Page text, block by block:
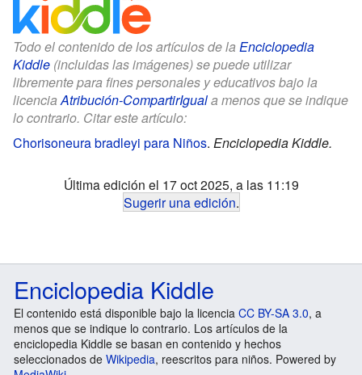
Todo el contenido de los artículos de la Enciclopedia
Kiddle (incluidas las imágenes) se puede utilizar
libremente para fines personales y educativos bajo la
licenciaAtribución-CompartirIguala menos que se indique
lo contrario. Citar este artículo:
Chorisoneura bradleyi para Niños. Enciclopedia Kiddle.
Última edición el 17 oct 2025, a las 11:19
Sugerir una edición.
Enciclopedia Kiddle
El contenido está disponible bajo la licencia CC BY-SA 3.0, a
menos que se indique lo contrario. Los artículos de la
enciclopedia Kiddle se basan en contenido y hechos
seleccionados de Wikipedia, reescritos para niños. Powered by